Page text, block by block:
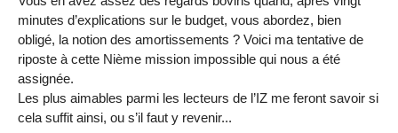
minutes d’explications sur le budget, vous abordez, bien
obligé, la notion des amortissements ? Voici ma tentative de
riposte à cette Nième mission impossible qui nous a été
assignée.
Les plus aimables parmi les lecteurs de l’IZ me feront savoir si
cela suffit ainsi, ou s’il faut y revenir...